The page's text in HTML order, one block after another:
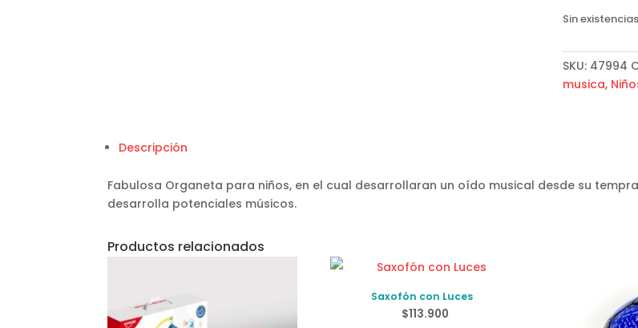
Sin existencias
SKU: 47994
musica,
Descripción
Fabulosa Organeta para niños, en el cual desarrollaran un oído musical desde su
desarrolla potenciales músicos.
Productos relacionados
Saxofón con Luces
$113.900